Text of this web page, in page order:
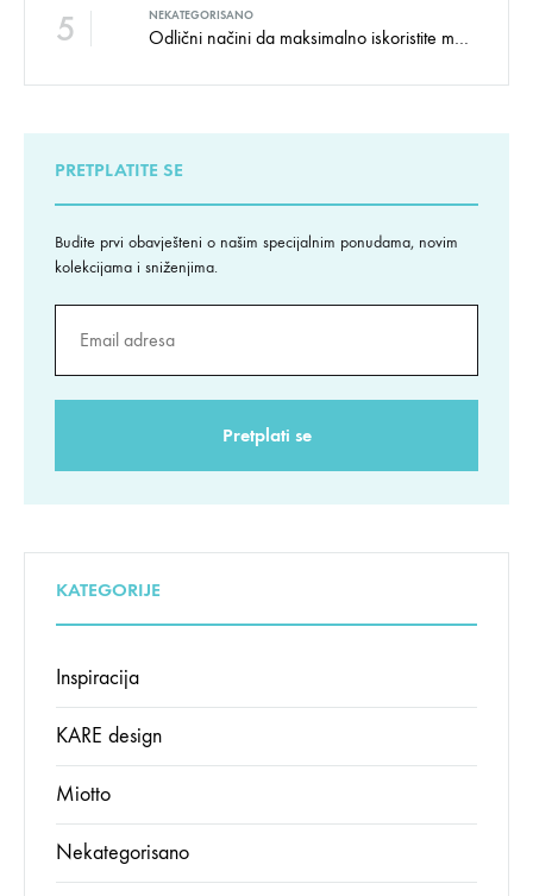
5 NEKATEGORISANO
PRETPLATITE SE
Budite prvi obavješteni o našim specijalnim ponudama, novim
kolekcijama i sniženjima.
KATEGORIJE
Inspiracija
KARE design
Miotto
Nekategorisano